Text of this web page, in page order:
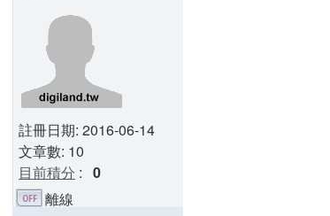
註冊日期: 2016-06-14
文章數: 10
目前積分 : 0
離線